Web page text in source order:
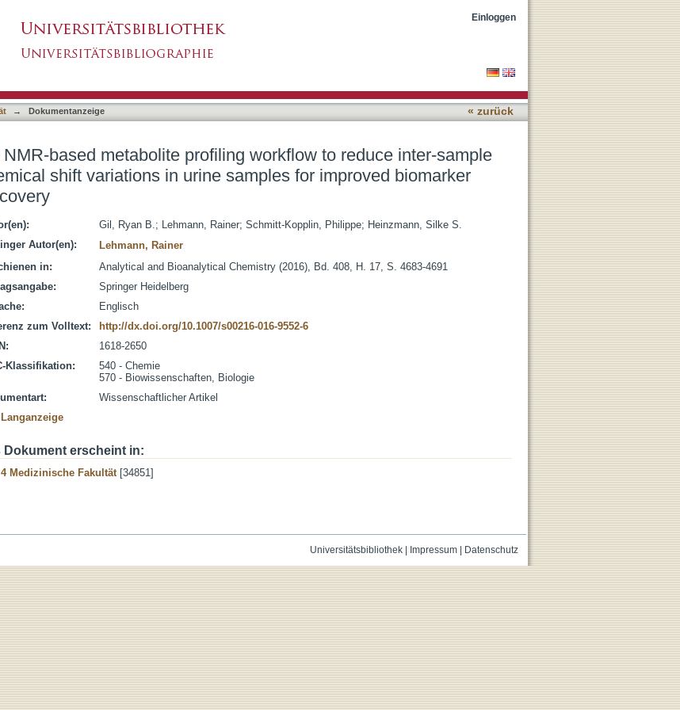
workflow to reduce inter-sample chemical shift variations in
discovery
Einloggen
→ Dokumentanzeige « zurück
NMR-based metabolite profiling workflow to reduce inter-sample
shift variations in urine samples for improved biomarker
Gil, Ryan B.; Lehmann, Rainer; Schmitt-Kopplin, Philippe; Heinzmann, Silke S.
Autor(en):
Lehmann, Rainer
in:
Analytical and Bioanalytical Chemistry (2016), Bd. 408, H. 17, S. 4683-4691
Springer Heidelberg
Englisch
zum Volltext:
http://dx.doi.org/10.1007/s00216-016-9552-6
1618-2650
Klassifikation:
540 - Chemie
570 - Biowissenschaften, Biologie
Wissenschaftlicher Artikel
Dokument erscheint in:
4 Medizinische Fakultät[34851]
Universitätsbibliothek| Impressum| Datenschutz